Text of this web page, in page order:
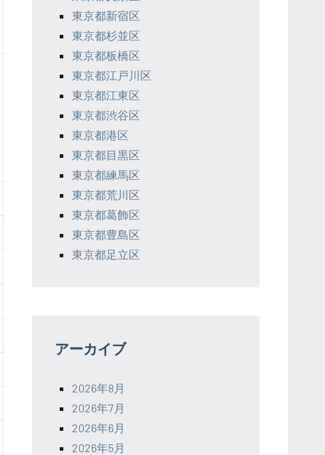
東京都新宿区
東京都杉並区
東京都板橋区
東京都江戸川区
東京都江東区
東京都渋谷区
東京都港区
東京都目黒区
東京都練馬区
東京都荒川区
東京都葛飾区
東京都豊島区
東京都足立区
アーカイブ
2026年8月
2026年7月
2026年6月
2026年5月